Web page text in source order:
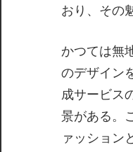
おり、その
かつては無
のデザイン
成サービス
景がある。
ァッション